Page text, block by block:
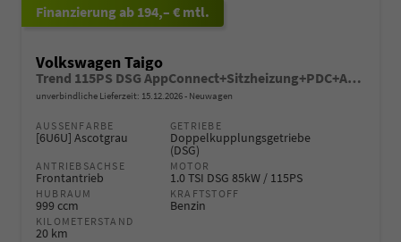
ab 194,– € mtl.
Volkswagen Taigo
Trend 115PS DSG AppConnect+Sitzheizung+PDC+Alu16+LED+DAB+FrontAssist
unverbindliche Lieferzeit: 15.12.2026 Neuwagen
AUSSENFARBE
[6U6U] Ascotgrau
GETRIEBE
Doppelkupplungsgetriebe
(DSG)
ANTRIEBSACHSE
Frontantrieb
MOTOR
1.0 TSI DSG 85kW / 115PS
HUBRAUM
999 ccm
KRAFTSTOFF
Benzin
KILOMETERSTAND
20 km